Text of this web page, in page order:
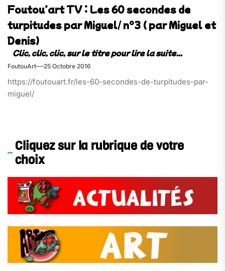
Foutou’art TV : Les 60 secondes de
turpitudes par Miguel/ n°3 ( par Miguel et
Denis)
FoutouArt 25 Octobre 2016
https://foutouart.fr/les-60-secondes-de-turpitudes-par-
miguel/
Cliquez sur la rubrique de votre
choix